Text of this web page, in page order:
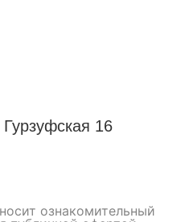
Гурзуфская 16
ознакомительный